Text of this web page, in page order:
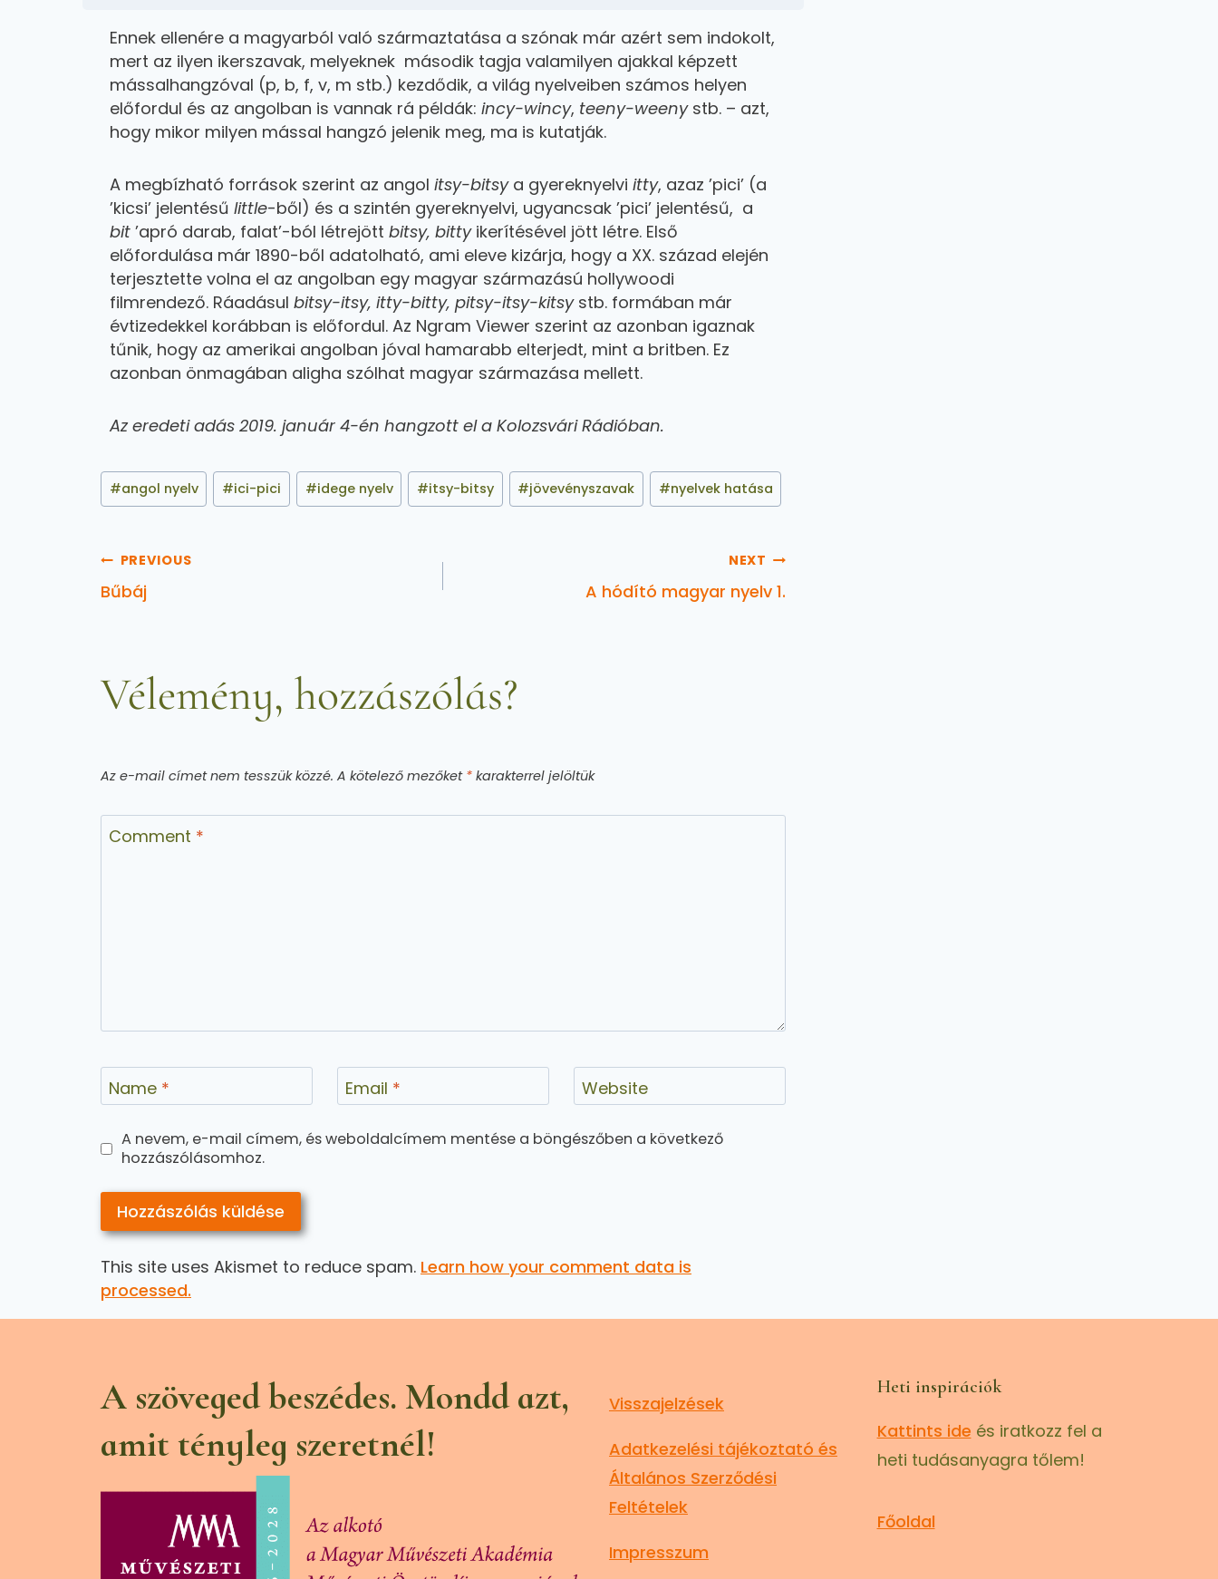
Ennek ellenére a magyarból való származtatása a szónak már azért sem indokolt,
mert az ilyen ikerszavak, melyeknek második tagja valamilyen ajakkal képzett
mássalhangzóval (p, b, f, v, m stb.) kezdődik, a világ nyelveiben számos helyen
előfordul és az angolban is vannak rá példák: incy-wincy, teeny-weenystb. – azt,
hogy mikor milyen mással hangzó jelenik meg, ma is kutatják.
A megbízható források szerint az angol itsy-bitsya gyereknyelvi itty, azaz ’pici’ (a
’kicsi’ jelentésű little-ből) és a szintén gyereknyelvi, ugyancsak ’pici’ jelentésű, a
bit ’apró darab, falat’-ból létrejött bitsy, bittyikerítésével jött létre. Első
előfordulása már 1890-ből adatolható, ami eleve kizárja, hogy a XX. század elején
terjesztette volna el az angolban egy magyar származású hollywoodi
filmrendező. Ráadásul bitsy-itsy, itty-bitty, pitsy-itsy-kitsy stb. formában már
évtizedekkel korábban is előfordul. Az Ngram Viewer szerint az azonban igaznak
tűnik, hogy az amerikai angolban jóval hamarabb elterjedt, mint a britben. Ez
azonban önmagában aligha szólhat magyar származása mellett.
Az eredeti adás 2019. január 4-én hangzott el a Kolozsvári Rádióban.
#angol nyelv #ici-pici #idege nyelv #itsy-bitsy #jövevényszavak #nyelvek hatása
PREVIOUS
Bűbáj
NEXT
A hódító magyar nyelv 1.
Vélemény, hozzászólás?
Az e-mail címet nem tesszük közzé. A kötelező mezőket * karakterrel jelöltük
Comment *
Name * Email * Website
A nevem, e-mail címem, és weboldalcímem mentése a böngészőben a következő
hozzászólásomhoz.
This site uses Akismet to reduce spam. Learn how your comment data is
processed.
A szöveged beszédes. Mondd azt,
amit tényleg szeretnél!
Visszajelzések
Adatkezelési tájékoztató és
Általános Szerződési
Feltételek
Impresszum
Heti inspirációk
Kattints ide és iratkozz fel a
heti tudásanyagra tőlem!
Főoldal